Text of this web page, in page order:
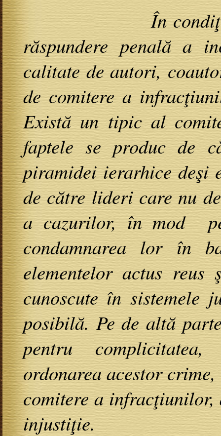
În condiţiile mai
răspundere penală a
calitate de autori,
de comitere a
Există un tipic al
faptele se produc de
piramidei ierarhice deşi
de către lideri care nu
a cazurilor, în mod
condamnarea lor în
elementelor actus
cunoscute în sistemele
posibilă. Pe de altă
pentru
ordonarea acestor
comitere a
injustiţie.